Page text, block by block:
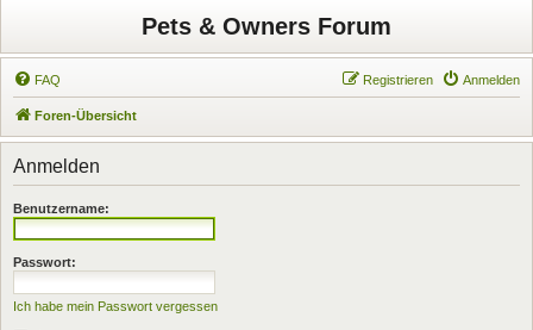
Pets & Owners Forum
FAQ Anmelden
Registrieren
Foren-Übersicht
Anmelden
Benutzername:
Passwort:
Ich habe mein Passwort vergessen